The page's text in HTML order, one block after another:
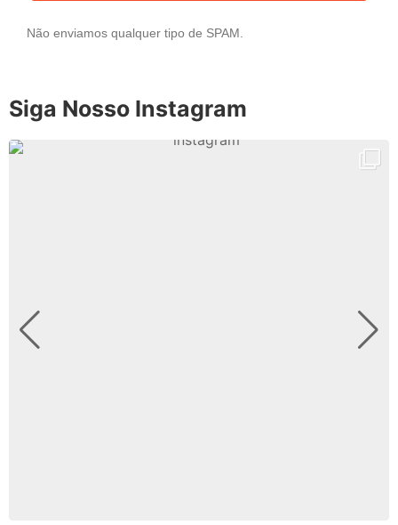
Não enviamos qualquer tipo de SPAM.
Siga Nosso Instagram